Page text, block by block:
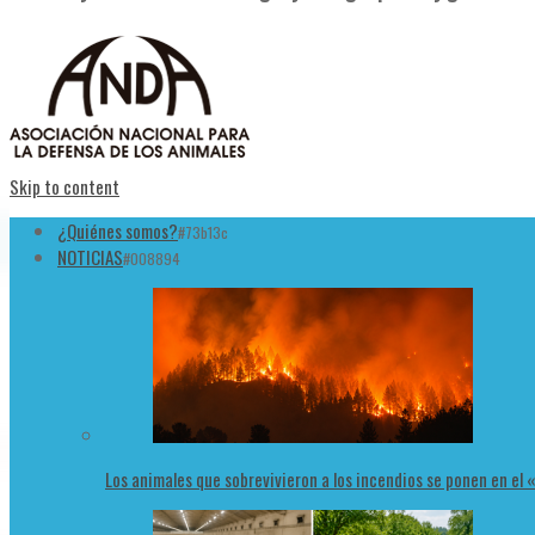
Skip to content
¿Quiénes somos?#73b13c
NOTICIAS#008894
Los animales que sobrevivieron a los incendios se ponen en